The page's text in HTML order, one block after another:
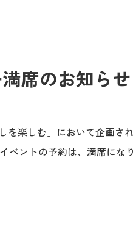
席のお知らせ
楽しむ」において企画さ
ントの予約は、満席になり